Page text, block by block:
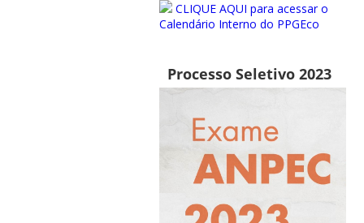
CLIQUE AQUI para acessar o
Calendário Interno do PPGEco
Processo Seletivo 2023